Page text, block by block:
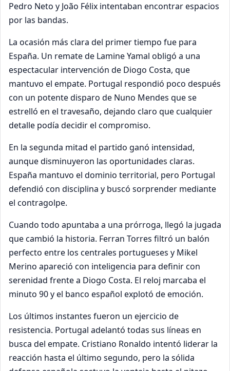
Pedro Neto y João Félix intentaban encontrar espacios
por las bandas.
La ocasión más clara del primer tiempo fue para
España. Un remate de Lamine Yamal obligó a una
espectacular intervención de Diogo Costa, que
mantuvo el empate. Portugal respondió poco después
con un potente disparo de Nuno Mendes que se
estrelló en el travesaño, dejando claro que cualquier
detalle podía decidir el compromiso.
En la segunda mitad el partido ganó intensidad,
aunque disminuyeron las oportunidades claras.
España mantuvo el dominio territorial, pero Portugal
defendió con disciplina y buscó sorprender mediante
el contragolpe.
Cuando todo apuntaba a una prórroga, llegó la jugada
que cambió la historia. Ferran Torres filtró un balón
perfecto entre los centrales portugueses y Mikel
Merino apareció con inteligencia para definir con
serenidad frente a Diogo Costa. El reloj marcaba el
minuto 90 y el banco español explotó de emoción.
Los últimos instantes fueron un ejercicio de
resistencia. Portugal adelantó todas sus líneas en
busca del empate. Cristiano Ronaldo intentó liderar la
reacción hasta el último segundo, pero la sólida